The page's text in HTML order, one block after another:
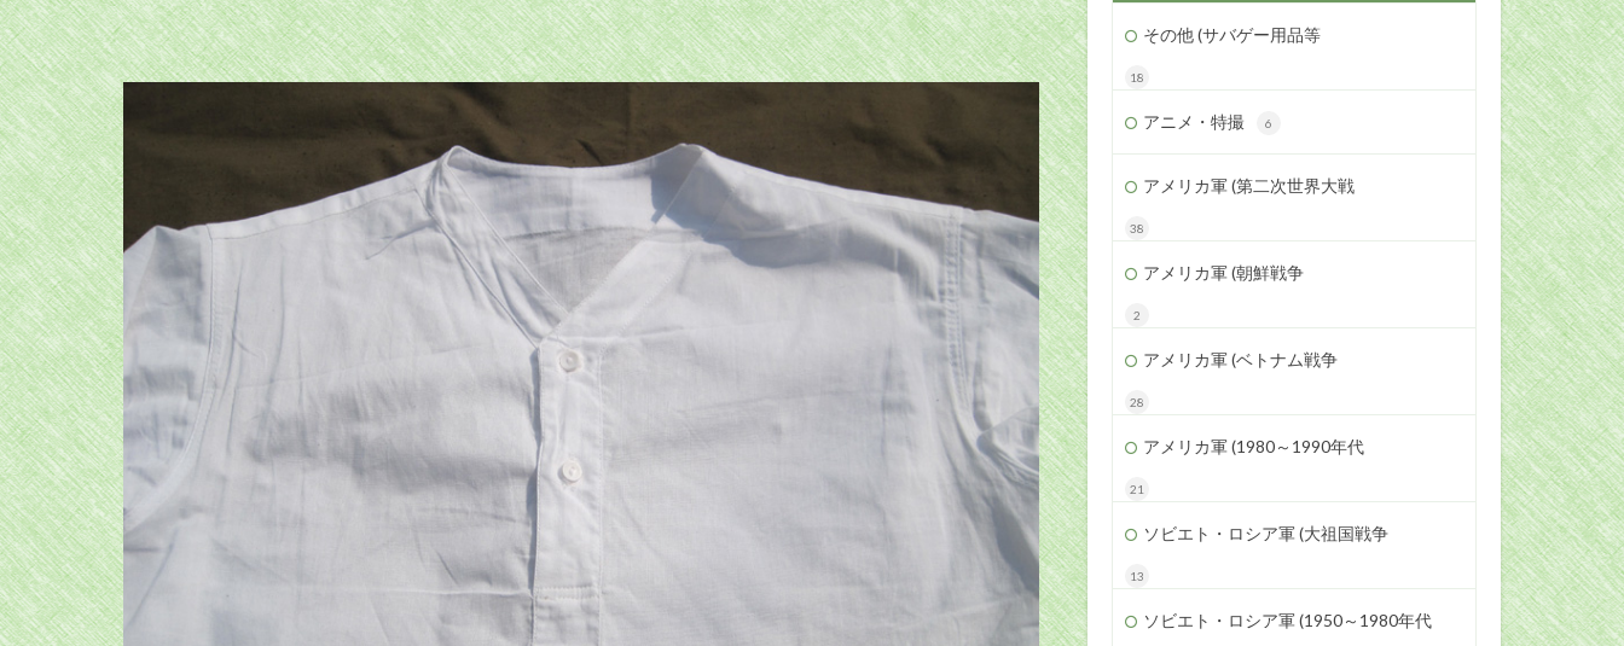
その他 (サバゲー用品等
18
アニメ・特撮 6
アメリカ軍 (第二次世界大戦
38
アメリカ軍 (朝鮮戦争
2
アメリカ軍 (ベトナム戦争
28
アメリカ軍 (1980～1990年代
21
ソビエト・ロシア軍 (大祖国戦争
13
ソビエト・ロシア軍 (1950～1980年代